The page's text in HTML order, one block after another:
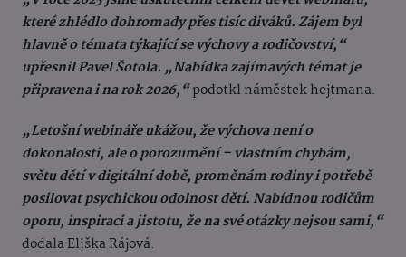
které zhlédlo dohromady přes tisíc diváků. Zájem byl
hlavně o témata týkající se výchovy a rodičovství,“
upřesnil Pavel Šotola. „Nabídka zajímavých témat je
připravena i na rok 2026,“podotkl náměstek hejtmana.
„Letošní webináře ukážou, že výchova není o
dokonalosti, ale o porozumění – vlastním chybám,
světu dětí v digitální době, proměnám rodiny i potřebě
posilovat psychickou odolnost dětí. Nabídnou rodičům
oporu, inspiraci a jistotu, že na své otázky nejsou sami,“
dodala Eliška Rájová.